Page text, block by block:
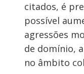
citados, é
possível
agressões
de domínio,
no âmbito